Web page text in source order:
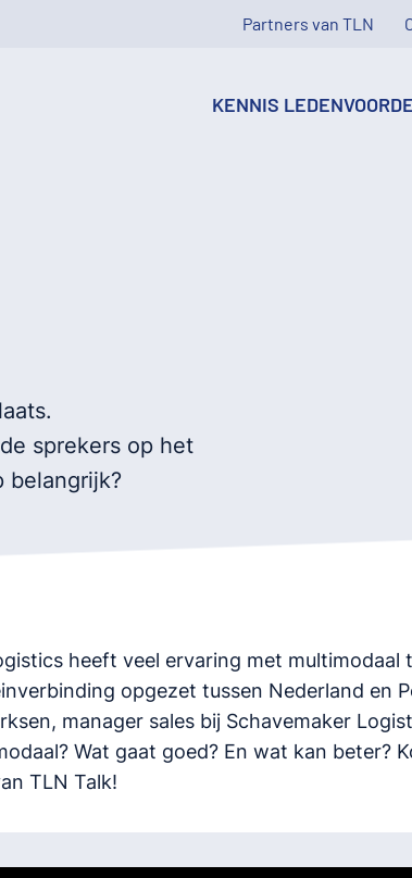
Partners van TLN
KENNIS
sprekers op het
belangrijk?
heeft veel ervaring met multimodaal
opgezet tussen Nederland en
manager sales bij Schavemaker
Wat gaat goed? En wat kan beter?
TLN Talk!